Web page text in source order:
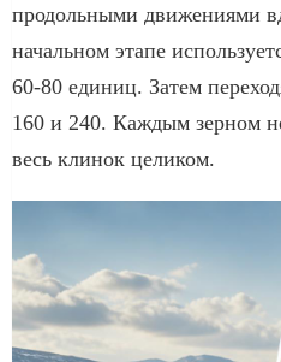
продольными движениями
начальном этапе
60-80 единиц. Затем
160 и 240. Каждым зерном
весь клинок целиком.